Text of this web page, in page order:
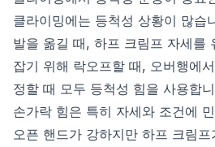
클라이밍에는 등척성 상황이 많습
발을 옮길 때, 하프 크림프 자세를
잡기 위해 락오프할 때, 오버행에
정할 때 모두 등척성 힘을 사용합
손가락 힘은 특히 자세와 조건에
오픈 핸드가 강하지만 하프 크림